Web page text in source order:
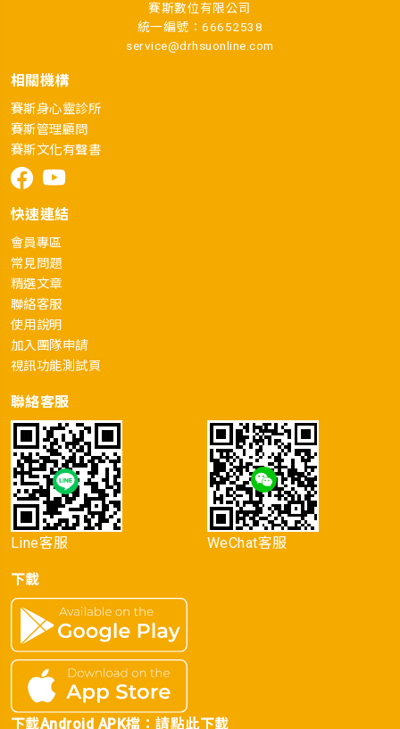
賽斯數位有限公司
統一編號：66652538
service@drhsuonline.com
相關機構
賽斯身心靈診所
賽斯管理顧問
賽斯文化有聲書
快速連結
會員專區
常見問題
精選文章
聯絡客服
使用說明
加入團隊申請
視訊功能測試頁
聯絡客服
Line客服 WeChat客服
下載
下載Android APK檔：請點此下載